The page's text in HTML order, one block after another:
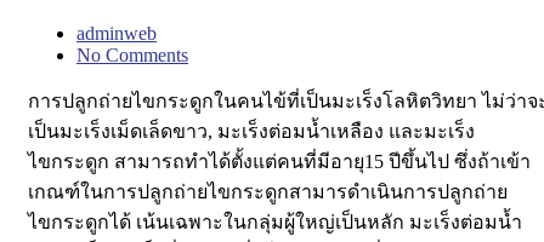
adminweb
No Comments
การปลูกถ่ายไขกระดูกในคนไข้ที่เป็นมะเร็งโลหิตวิทยา ไม่ว่าจ
เป็นมะเร็งเม็ดเล็ดขาว, มะเร็งต่อมน้ำเหลือง และมะเร็ง
ไขกระดูก สามารถทำได้ตั้งแต่คนที่มีอายุ15 ปีขึ้นไป ซึ่งถ้าเข้า
เกณฑ์ในการปลูกถ่ายไขกระดูกสามารดำเนินการปลูกถ่าย
ไขกระดูกได้ เน้นเฉพาะในกลุ่มผู้ใหญ่เป็นหลัก มะเร็งต่อมน้ำ